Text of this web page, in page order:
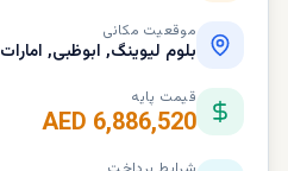
موقعیت مکانی
بلوم لیوینگ, ابوظبی, امارات
قیمت پایه
AED 6,886,520